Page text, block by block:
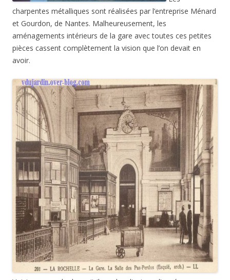
charpentes métalliques sont réalisées par l’entreprise Ménard
et Gourdon, de Nantes. Malheureusement, les
aménagements intérieurs de la gare avec toutes ces petites
pièces cassent complètement la vision que l’on devait en
avoir.